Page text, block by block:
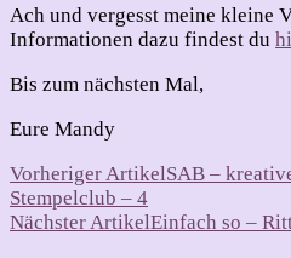
Ach und vergesst meine kleine
Informationen dazu findest du
Bis zum nächsten Mal,
Eure Mandy
Beitragsnavigation
Vorheriger ArtikelSAB –
Stempelclub – 4
Nächster ArtikelEinfach so –